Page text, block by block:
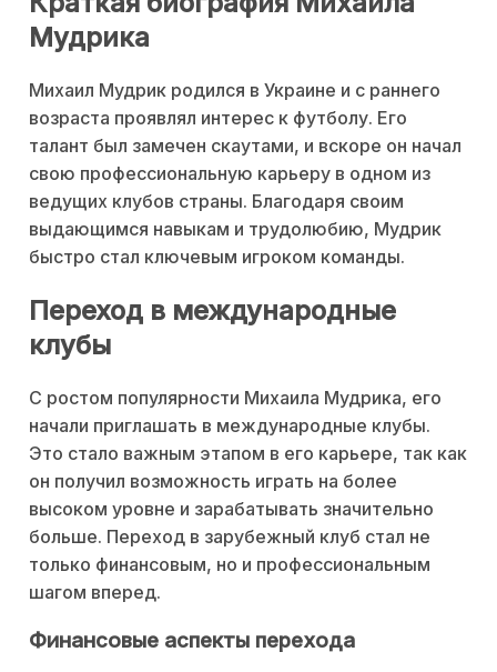
Мудрика
Михаил Мудрик родился в Украине и с раннего
возраста проявлял интерес к футболу. Его
талант был замечен скаутами, и вскоре он начал
свою профессиональную карьеру в одном из
ведущих клубов страны. Благодаря своим
выдающимся навыкам и трудолюбию, Мудрик
быстро стал ключевым игроком команды.
Переход в международные
клубы
С ростом популярности Михаила Мудрика, его
начали приглашать в международные клубы.
Это стало важным этапом в его карьере, так как
он получил возможность играть на более
высоком уровне и зарабатывать значительно
больше. Переход в зарубежный клуб стал не
только финансовым, но и профессиональным
шагом вперед.
Финансовые аспекты перехода